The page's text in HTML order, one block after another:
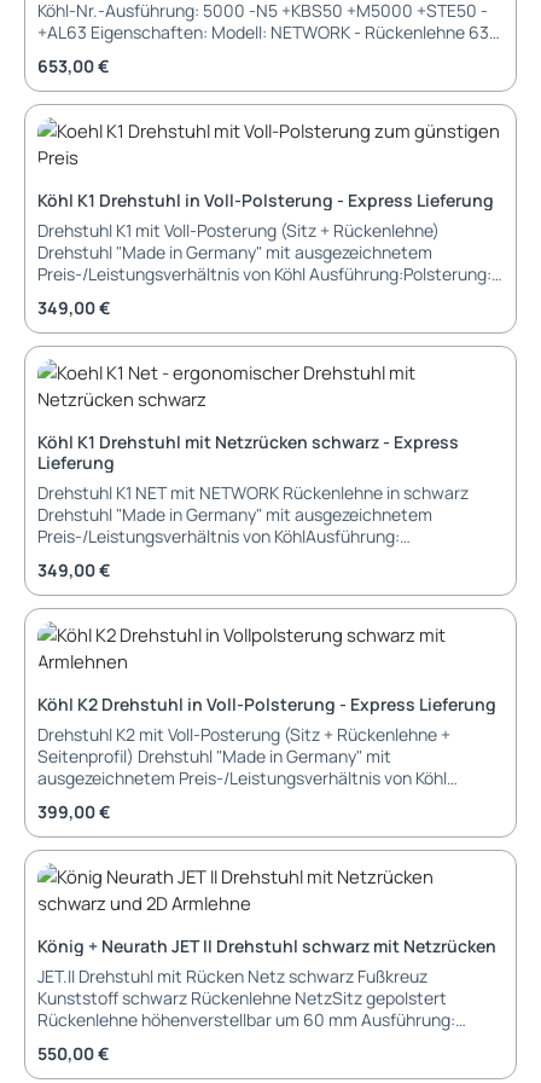
Doppelrollen Abmessungen: Tiefe: 70 cm Höhe: 116 - 133 cm
Sitztiefe: 45 cm Sitzhöhe: 42 - 54 cm Lieferung und
Montage: Lieferung erfolgt teilmontiert im Karton zur
einfachen Selbstmontage
Köhl-Nr.-Ausführung: 5000 -N5 +KBS50 +M5000 +STE50 -
+AL63 Eigenschaften: Modell: NETWORK - Rückenlehne 63
Seitenprofil (gegen Aufpreis) Polsterung Sitz:
PHOENIX Havana YP009 (schwarz) Farbe: schwarz
Rückenlehne: RUNNER - Farbe: 60999 (schwarz)
Rückenunterstützung: mit KÖHL-Bandscheiben-Stütze
(KBS®) Armlehnen: Nr.63 (3D) schwarz, höhen- und
Gehäuse schwarz, automatische Gewichtseinstellung mit
Feinjustierung Sitztiefeneinstellung: Schiebesitz 50mm
Fußkreuz: Polyamid schwarz Rollen: weich, Ø 60mm,
Standard Lieferung: montiert, in Kartonage verpackt
Regulärer Preis:
653,00 €
Köhl K1 Drehstuhl in Voll-Polsterung - Express Lieferung
Drehstuhl K1 mit Voll-Posterung (Sitz + Rückenlehne)
Drehstuhl "Made in Germany" mit ausgezeichnetem
Preis-/Leistungsverhältnis von Köhl Ausführung:Polsterung:
Halter schwarzFunktionen: Synchron-Mechanik, Gehäuse
schwarz, Schiebesitz 50 mm serienmäßigFußkreuz:
Polyamid schwarzRollen: universal, Ø 60mm Garantie: 3
Jahre Herstellergarantie Lieferung und Montage:
demontiert, in Kartonage
Regulärer Preis:
349,00 €
Köhl K1 Drehstuhl mit Netzrücken schwarz - Express
Lieferung
Drehstuhl K1 NET mit NETWORK Rückenlehne in schwarz
Drehstuhl "Made in Germany" mit ausgezeichnetem
Preis-/Leistungsverhältnis von KöhlAusführung:
Lordosenstütze Sitzpolster: Stoff PHOENIX schwarz
Armlehnen: 2D, Halter schwarz Funktionen: Synchron-
Mechanik, Gehäuse schwarz, Schiebesitz 50 mm
serienmäßig Fußkreuz: Polyamid schwarz Rollen: universal, Ø
60mm Garantie: 3 Jahre Herstellergarantie Lieferung und
Regulärer Preis:
349,00 €
Köhl K2 Drehstuhl in Voll-Polsterung - Express Lieferung
Drehstuhl K2 mit Voll-Posterung (Sitz + Rückenlehne +
Seitenprofil) Drehstuhl "Made in Germany" mit
ausgezeichnetem Preis-/Leistungsverhältnis von Köhl
Seitenprofil 60025 Armlehnen: 2D, Halter schwarz
Funktionen: Synchron-Mechanik, Gehäuse schwarz,
Schiebesitz 50 mm serienmäßig Fußkreuz: Polyamid schwarz
Rollen: universal, Ø 60mm Garantie: 3 Jahre
Herstellergarantie Lieferung und Montage: demontiert, in
Regulärer Preis:
399,00 €
König + Neurath JET II Drehstuhl schwarz mit Netzrücken
JET.II Drehstuhl mit Rücken Netz schwarz Fußkreuz
Kunststoff schwarz Rückenlehne NetzSitz gepolstert
Rückenlehne höhenverstellbar um 60 mm Ausführung:
Sitzpolster: Schwarz YP009 (S073) Farbe Rückenlehne:
Regulärer Preis:
550,00 €